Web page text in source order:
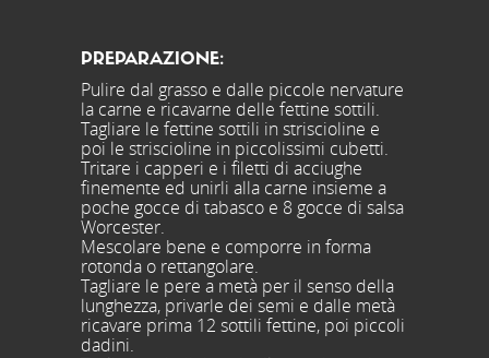
PREPARAZIONE:
Pulire dal grasso e dalle piccole nervature
la carne e ricavarne delle fettine sottili.
Tagliare le fettine sottili in striscioline e
poi le striscioline in piccolissimi cubetti.
Tritare i capperi e i ﬁletti di acciughe
finemente ed unirli alla carne insieme a
poche gocce di tabasco e 8 gocce di salsa
Worcester.
Mescolare bene e comporre in forma
rotonda o rettangolare.
Tagliare le pere a metà per il senso della
lunghezza, privarle dei semi e dalle metà
ricavare prima 12 sottili fettine, poi piccoli
dadini.